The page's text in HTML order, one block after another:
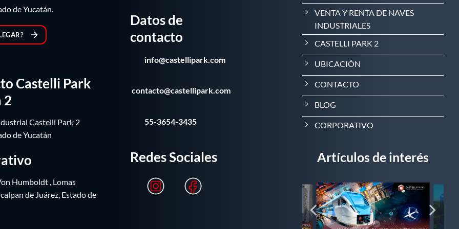
de Yucatán.
Castelli Park
2
Castelli Park 2
de Yucatán
Humboldt , Lomas
de Juárez, Estado de
Datos de
contacto
info@castellipark.com
contacto@castellipark.com
55-3654-3435
Redes Sociales
VENTA Y RENTA DE NAVES
INDUSTRIALES
CASTELLI PARK 2
UBICACIÓN
CONTACTO
BLOG
CORPORATIVO
Artículos de interés